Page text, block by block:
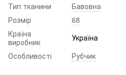
Тип тканини
Бавовна
Розмір
68
Країна
виробник
Україна
Особливості
Рубчик